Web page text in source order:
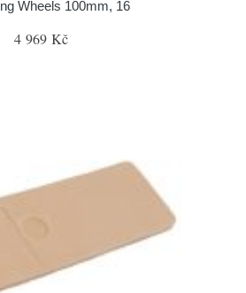
Wheels 100mm, 16
4 969 Kč